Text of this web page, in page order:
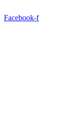
Facebook-f